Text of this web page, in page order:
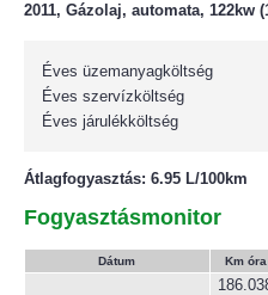
2011, Gázolaj, automata, 122kw
Éves üzemanyagköltség
Éves szervízköltség
Éves járulékköltség
Átlagfogyasztás: 6.95 L/100km
Fogyasztásmonitor
Dátum Km óra